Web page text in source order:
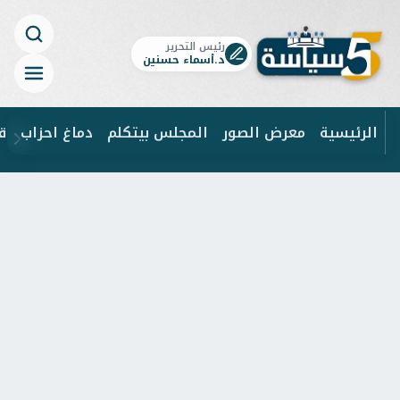
رئيس التحرير
د.أسماء حسنين
الرئيسية معرض الصور المجلس بيتكلم دماغ احزاب